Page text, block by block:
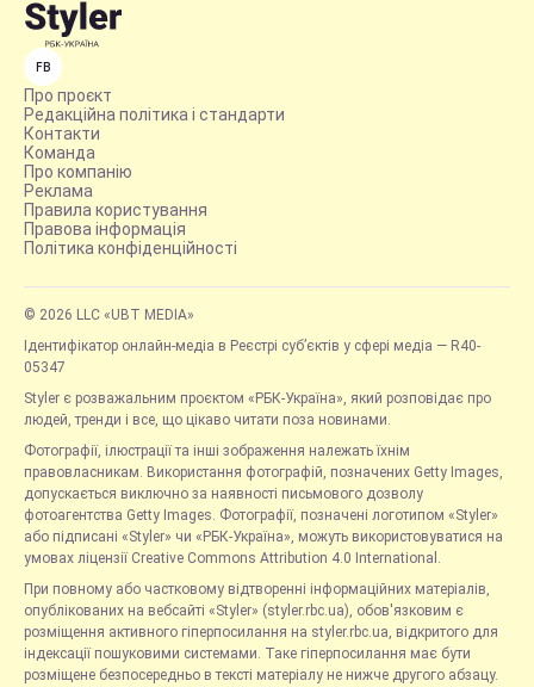
FB
Про проєкт
Редакційна політика і стандарти
Контакти
Команда
Про компанію
Реклама
Правила користування
Правова інформація
Політика конфіденційності
© 2026 LLC «UBT MEDIA»
Ідентифікатор онлайн-медіа в Реєстрі суб’єктів у сфері медіа — R40-
05347
Styler є розважальним проєктом «РБК-Україна», який розповідає про
людей, тренди і все, що цікаво читати поза новинами.
Фотографії, ілюстрації та інші зображення належать їхнім
правовласникам. Використання фотографій, позначених Getty Images,
допускається виключно за наявності письмового дозволу
фотоагентства Getty Images. Фотографії, позначені логотипом «Styler»
або підписані «Styler» чи «РБК-Україна», можуть використовуватися на
умовах ліцензії Creative Commons Attribution 4.0 International.
При повному або частковому відтворенні інформаційних матеріалів,
опублікованих на вебсайті «Styler» (styler.rbc.ua), обов'язковим є
розміщення активного гіперпосилання на styler.rbc.ua, відкритого для
індексації пошуковими системами. Таке гіперпосилання має бути
розміщене безпосередньо в тексті матеріалу не нижче другого абзацу.